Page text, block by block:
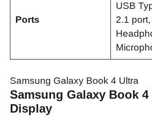
Ports
USB
2.1
Samsung Galaxy Book 4 Ultra
Samsung Galaxy Book 4
Display